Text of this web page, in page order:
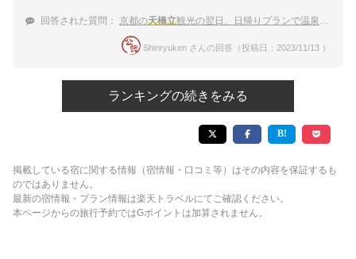
回答された質問： 京都の天橋立観光の翌日、日帰りプランで温泉に入りたい
Shinryuken さんの回答（投稿日：2023/11/13 ）
ランキングの続きをみる
掲載している宿に関する情報（宿情報・口コミ等）はその内容を保証するも
のではありません。
最新の宿情報・プラン情報は楽天トラベルにてご確認ください。
本ページからの旅行予約ではGポイントは加算されません。